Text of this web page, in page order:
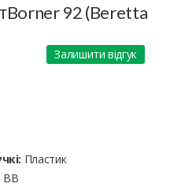
92 (Beretta
Залишити відгук
Пластик
ВВ